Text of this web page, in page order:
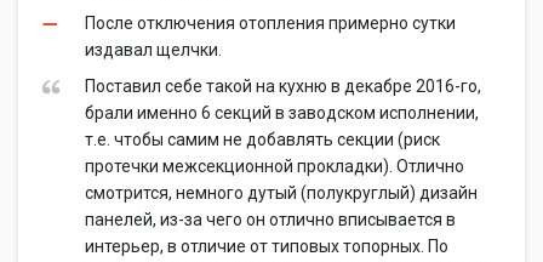
После отключения отопления примерно сутки
издавал щелчки.
Поставил себе такой на кухню в декабре 2016-го,
брали именно 6 секций в заводском исполнении,
т.е. чтобы самим не добавлять секции (риск
протечки межсекционной прокладки). Отлично
смотрится, немного дутый (полукруглый) дизайн
панелей, из-за чего он отлично вписывается в
интерьер, в отличие от типовых топорных. По